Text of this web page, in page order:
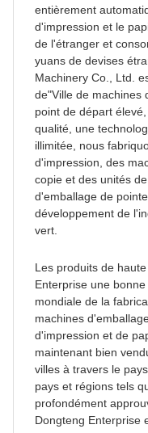
entièrement
d'impression et le
de l'étranger et
yuans de devises
Machinery Co., Ltd.
de"Ville de machines
point de départ
qualité, une
illimitée, nous
d'impression, des
copie et des unités
d'emballage de
développement de
vert.
Les produits de
Enterprise une
mondiale de la
machines
d'impression et de
maintenant bien
villes à travers le
pays et régions tels
profondément
Dongteng Enterprise